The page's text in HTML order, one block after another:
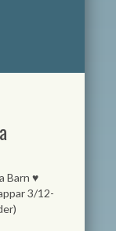
Barn ♥
3/12-